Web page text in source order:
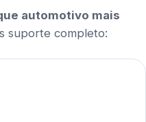
automotivo mais
suporte completo: